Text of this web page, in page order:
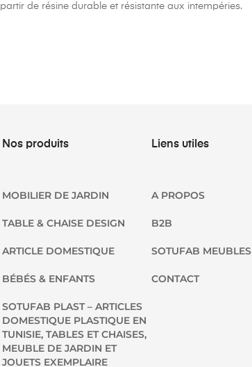
de résine durable et résistante aux intempéries.
Nos produits
MOBILIER DE JARDIN
TABLE & CHAISE DESIGN
ARTICLE DOMESTIQUE
BÉBÉS & ENFANTS
SOTUFAB PLAST – ARTICLES
DOMESTIQUE PLASTIQUE EN
TUNISIE, TABLES ET CHAISES,
MEUBLE DE JARDIN ET
JOUETS EXEMPLAIRE
Liens utiles
A PROPOS
B2B
SOTUFAB MEUBLES
CONTACT